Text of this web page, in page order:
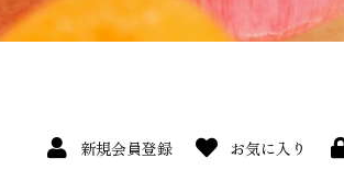
新規会員登録 お気に入り